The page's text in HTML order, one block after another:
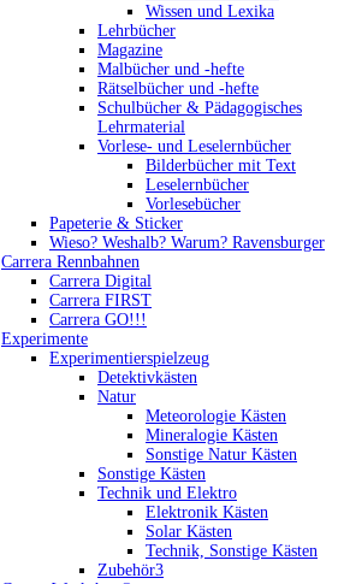
Wissen und Lexika
Lehrbücher
Magazine
Malbücher und -hefte
Rätselbücher und -hefte
Schulbücher & Pädagogisches
Lehrmaterial
Vorlese- und Leselernbücher
Bilderbücher mit Text
Leselernbücher
Vorlesebücher
Papeterie & Sticker
Wieso? Weshalb? Warum? Ravensburger
Carrera Rennbahnen
Carrera Digital
Carrera FIRST
Carrera GO!!!
Experimente
Experimentierspielzeug
Detektivkästen
Natur
Meteorologie Kästen
Mineralogie Kästen
Sonstige Natur Kästen
Sonstige Kästen
Technik und Elektro
Elektronik Kästen
Solar Kästen
Technik, Sonstige Kästen
Zubehör3